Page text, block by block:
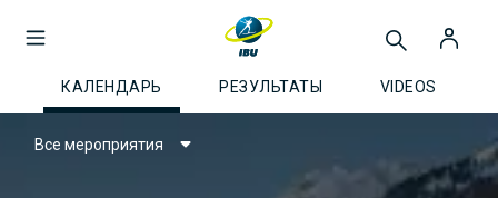
КАЛЕНДАРЬ РЕЗУЛЬТАТЫ VIDEOS
Все мероприятия